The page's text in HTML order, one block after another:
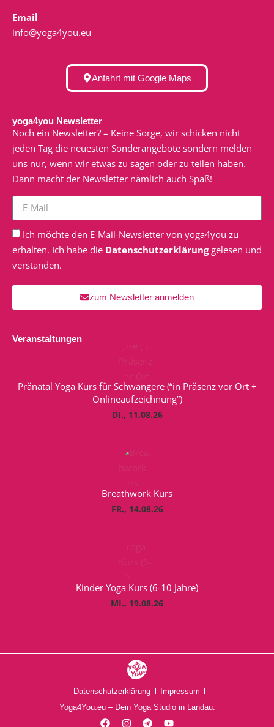
Email
info@yoga4you.eu
Anfahrt mit Google Maps
yoga4you Newsletter
Noch ein Newsletter? – Keine Sorge, wir schicken nicht
jeden Tag die neuesten Sonderangebote sondern melden
uns nur, wenn wir etwas zu sagen oder zu teilen haben.
Dann macht der Newsletter nämlich auch Spaß!
Ich möchte den E-Mail-Newsletter von yoga4you zu
erhalten. Ich habe die Datenschutzerklärunggelesen und
verstanden.
zum Newsletter anmelden
Veranstaltungen
Pränatal Yoga Kurs für Schwangere (“in Präsenz vor Ort +
Onlineaufzeichnung”)
DI., 11.08.26
Breathwork Kurs
FR., 14.08.26
Kinder Yoga Kurs (6-10 Jahre)
MI., 19.08.26
Datenschutzerklärung
Impressum
Yoga4You.eu – Dein Yoga Studio in Landau.